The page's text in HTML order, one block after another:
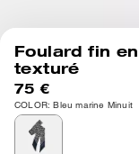
Foulard fin
texturé
75 €
COLOR: Bleu marine Minuit